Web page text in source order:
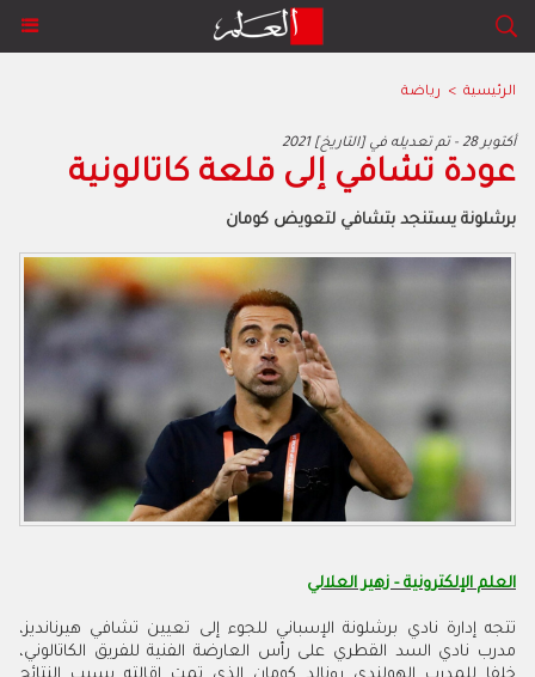
الرئيسية > رياضة
2021 أكتوبر 28 - تم تعديله في [التاريخ]
عودة تشافي إلى قلعة كاتالونية
برشلونة يستنجد بتشافي لتعويض كومان
العلم الإلكترونية - زهير العلالي
تتجه إدارة نادي برشلونة الإسباني للجوء إلى تعيين تشافي هيرنانديز،
مدرب نادي السد القطري على رأس العارضة الفنية للفريق الكاتالوني،